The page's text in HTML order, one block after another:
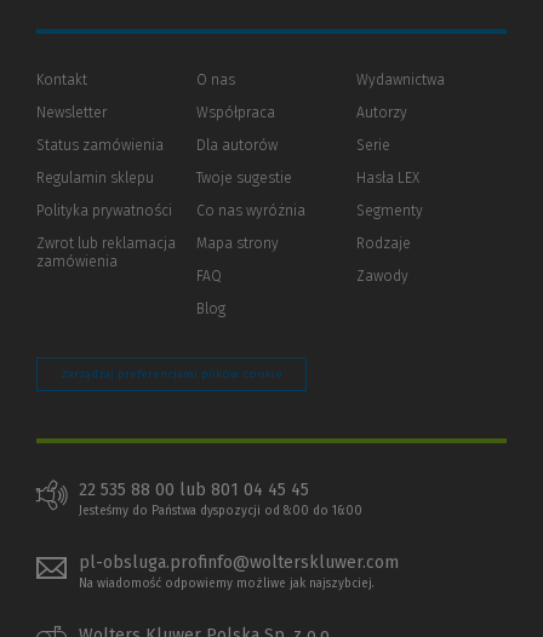
Kontakt
Newsletter
Status zamówienia
Regulamin sklepu
Polityka prywatności (Nowe
(Link
innej
Zwrot lub reklamacja
zamówienia
O nas
Współpraca
Dla autorów(Nowe
(Link
innej
strony)
Twoje sugestie
Co nas wyróżnia
Mapa strony
FAQ
Blog
Wydawnictwa
Autorzy
Serie
Hasła LEX
Segmenty
Rodzaje
Zawody
Zarządzaj preferencjami plików cookie
22 535 88 00 lub 801 04 45 45
Jesteśmy do Państwa dyspozycji od 8:00 do 16:00
pl-obsluga.profinfo@wolterskluwer.com
Na wiadomość odpowiemy możliwe jak najszybciej.